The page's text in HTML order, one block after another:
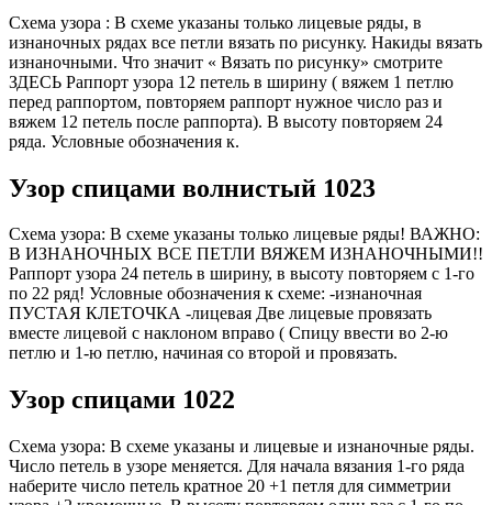
Схема узора : В схеме указаны только лицевые ряды, в
изнаночных рядах все петли вязать по рисунку. Накиды вязать
изнаночными. Что значит « Вязать по рисунку» смотрите
ЗДЕСЬ Раппорт узора 12 петель в ширину ( вяжем 1 петлю
перед раппортом, повторяем раппорт нужное число раз и
вяжем 12 петель после раппорта). В высоту повторяем 24
ряда. Условные обозначения к.
Узор спицами волнистый 1023
Схема узора: В схеме указаны только лицевые ряды! ВАЖНО:
В ИЗНАНОЧНЫХ ВСЕ ПЕТЛИ ВЯЖЕМ ИЗНАНОЧНЫМИ!!
Раппорт узора 24 петель в ширину, в высоту повторяем с 1-го
по 22 ряд! Условные обозначения к схеме: -изнаночная
ПУСТАЯ КЛЕТОЧКА -лицевая Две лицевые провязать
вместе лицевой с наклоном вправо ( Спицу ввести во 2-ю
петлю и 1-ю петлю, начиная со второй и провязать.
Узор спицами 1022
Схема узора: В схеме указаны и лицевые и изнаночные ряды.
Число петель в узоре меняется. Для начала вязания 1-го ряда
наберите число петель кратное 20 +1 петля для симметрии